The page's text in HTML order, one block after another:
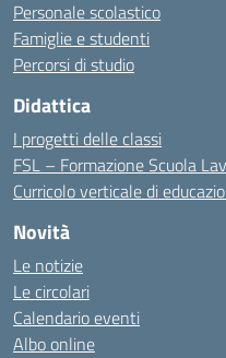
Personale scolastico
Famiglie e studenti
Percorsi di studio
Didattica
I progetti delle classi
FSL – Formazione Scuola
Curricolo verticale di
Novità
Le notizie
Le circolari
Calendario eventi
Albo online